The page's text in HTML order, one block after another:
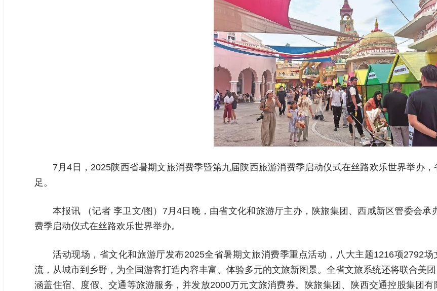
7月4日，2025陕西省暑期文旅消费季暨第九届陕西旅游消费季启动仪式在丝路欢乐世界举办
足。
本报讯 （记者 李卫文/图）7月4日晚，由省文化和旅游厅主办，陕旅集团、西咸新区管委会
费季启动仪式在丝路欢乐世界举办。
活动现场，省文化和旅游厅发布2025全省暑期文旅消费季重点活动，八大主题1216项2792
流，从城市到乡野，为全国游客打造内容丰富、体验多元的文旅新图景。全省文旅系统还将联合美
涵盖住宿、度假、交通等旅游服务，并发放2000万元文旅消费券。陕旅集团、陕西交通控股集团